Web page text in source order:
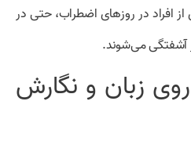
افراد در روزهای اضطراب، حتی در
می‌شوند.
زبان و نگارش